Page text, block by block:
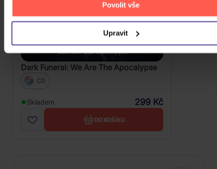
Povolit vše
Upravit
Dark Funeral: We Are The Apocalypse
CD
Skladem 299 Kč
DO KOŠÍKU